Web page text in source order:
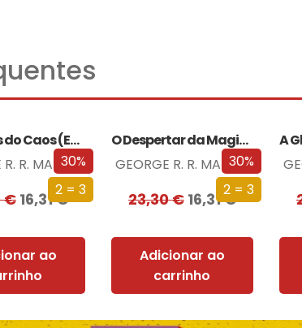
30%
2 = 3
Os Reinos do Caos (Edição especial limitada)
R. MARTIN
€ 16,31€
ao
30%
2 = 3
O Despertar da Magia (Edição especial limitada)
GEORGE R. R. MARTIN
23,30€ 16,31€
Adicionar ao
carrinho